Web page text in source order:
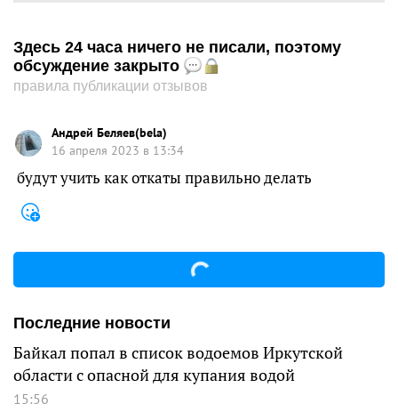
Здесь 24 часа ничего не писали, поэтому
обсуждение закрыто
правила публикации отзывов
Андрей Беляев(bela)
16 апреля 2023 в 13:34
будут учить как откаты правильно делать
Последние новости
Байкал попал в список водоемов Иркутской
области с опасной для купания водой
15:56